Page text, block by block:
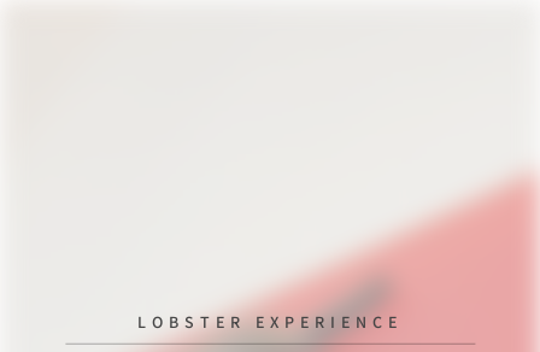
LOBSTER EXPERIENCE